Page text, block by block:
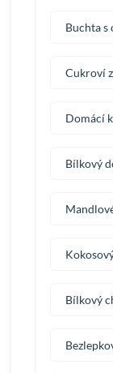
Buchta s
Cukroví
Domácí
Bílkový
Bílkový